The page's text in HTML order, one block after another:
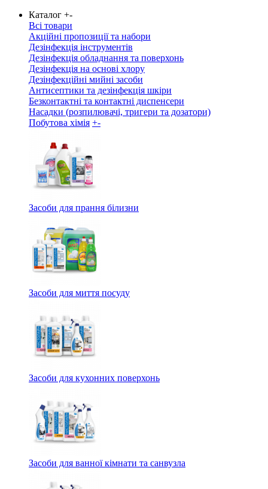
Каталог +-
Всі товари
Акційні пропозиції та набори
Дезінфекція інструментів
Дезінфекція обладнання та поверхонь
Дезінфекція на основі хлору
Дезінфекційні мийні засоби
Антисептики та дезінфекція шкіри
Безконтактні та контактні диспенсери
Насадки (розпилювачі, тригери та дозатори)
Побутова хімія +-
Засоби для прання білизни
Засоби для миття посуду
Засоби для кухонних поверхонь
Засоби для ванної кімнати та санвузла